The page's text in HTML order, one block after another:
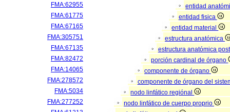
FMA:62955
entidad
FMA:61775
entidad fisica
FMA:67165
entidad material
FMA:305751
estructura anatómica
FMA:67135
estructura anatómica
FMA:82472
porción cardinal de órgano
FMA:14065
componente de órgano
FMA:278572
componente de órgano del
FMA:5034
nodo linfático regiónal
FMA:277252
nodo linfático de cuerpo proprio